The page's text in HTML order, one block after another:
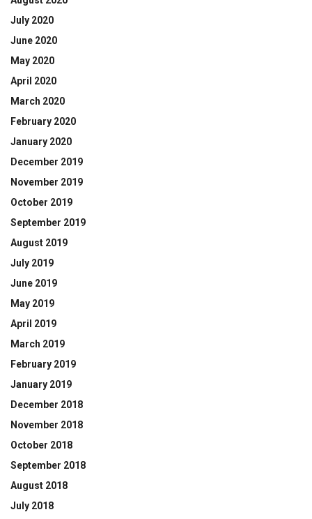
July 2020
June 2020
May 2020
April 2020
March 2020
February 2020
January 2020
December 2019
November 2019
October 2019
September 2019
August 2019
July 2019
June 2019
May 2019
April 2019
March 2019
February 2019
January 2019
December 2018
November 2018
October 2018
September 2018
August 2018
July 2018